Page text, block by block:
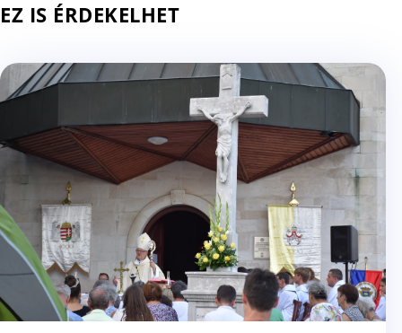
EZ IS ÉRDEKELHET